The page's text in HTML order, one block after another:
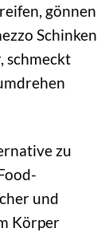
gönnen
Schinken
schmeckt
zu
und
Körper